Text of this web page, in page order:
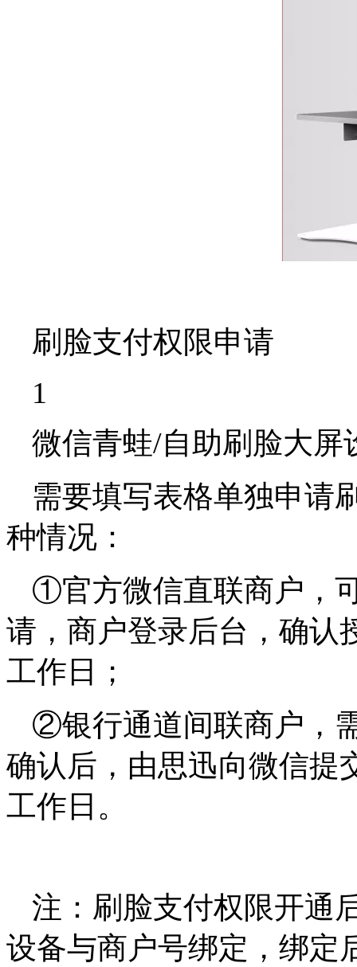
刷脸支付权限申请
1
微信青蛙/自助刷脸大屏
需要填写表格单独申请
种情况：
①官方微信直联商户，
请，商户登录后台，确认
工作日；
②银行通道间联商户，
确认后，由思迅向微信提
工作日。
注：刷脸支付权限开通
设备与商户号绑定，绑定